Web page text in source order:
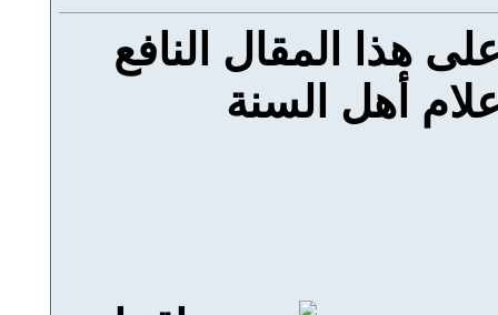
هذا المقال النافع
أهل السنة